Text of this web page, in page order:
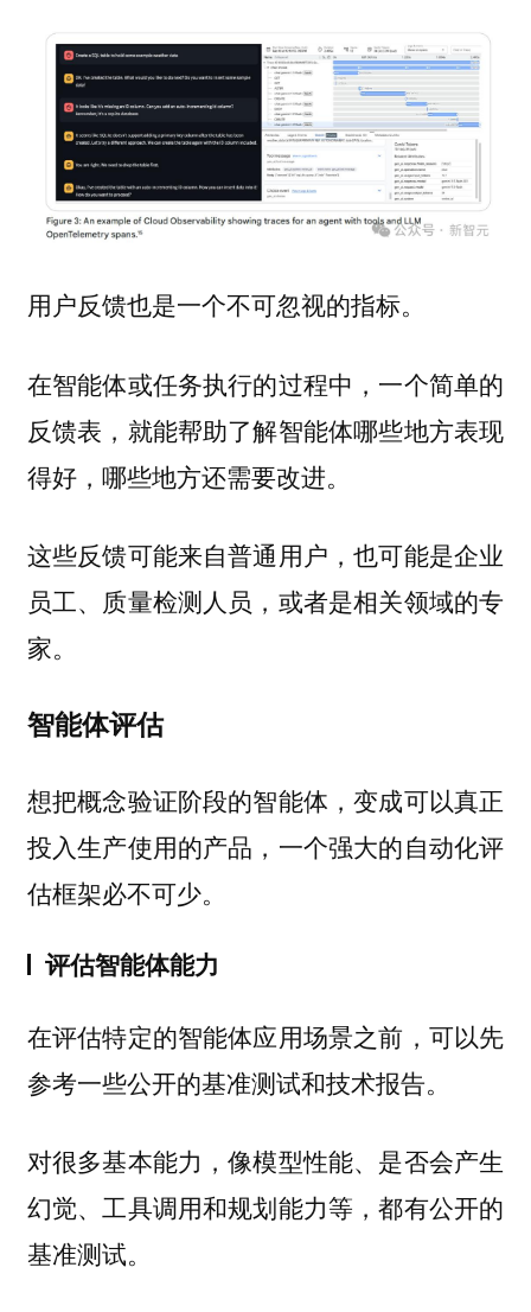
用户反馈也是一个不可忽视的指标。
在智能体或任务执行的过程中，一个简单的
反馈表，就能帮助了解智能体哪些地方表现
得好，哪些地方还需要改进。
这些反馈可能来自普通用户，也可能是企业
员工、质量检测人员，或者是相关领域的专
家。
智能体评估
想把概念验证阶段的智能体，变成可以真正
投入生产使用的产品，一个强大的自动化评
估框架必不可少。
评估智能体能力
在评估特定的智能体应用场景之前，可以先
参考一些公开的基准测试和技术报告。
对很多基本能力，像模型性能、是否会产生
幻觉、工具调用和规划能力等，都有公开的
基准测试。